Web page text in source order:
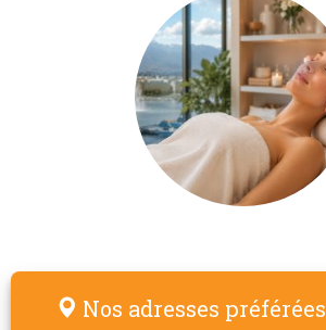
Nos adresses préférées